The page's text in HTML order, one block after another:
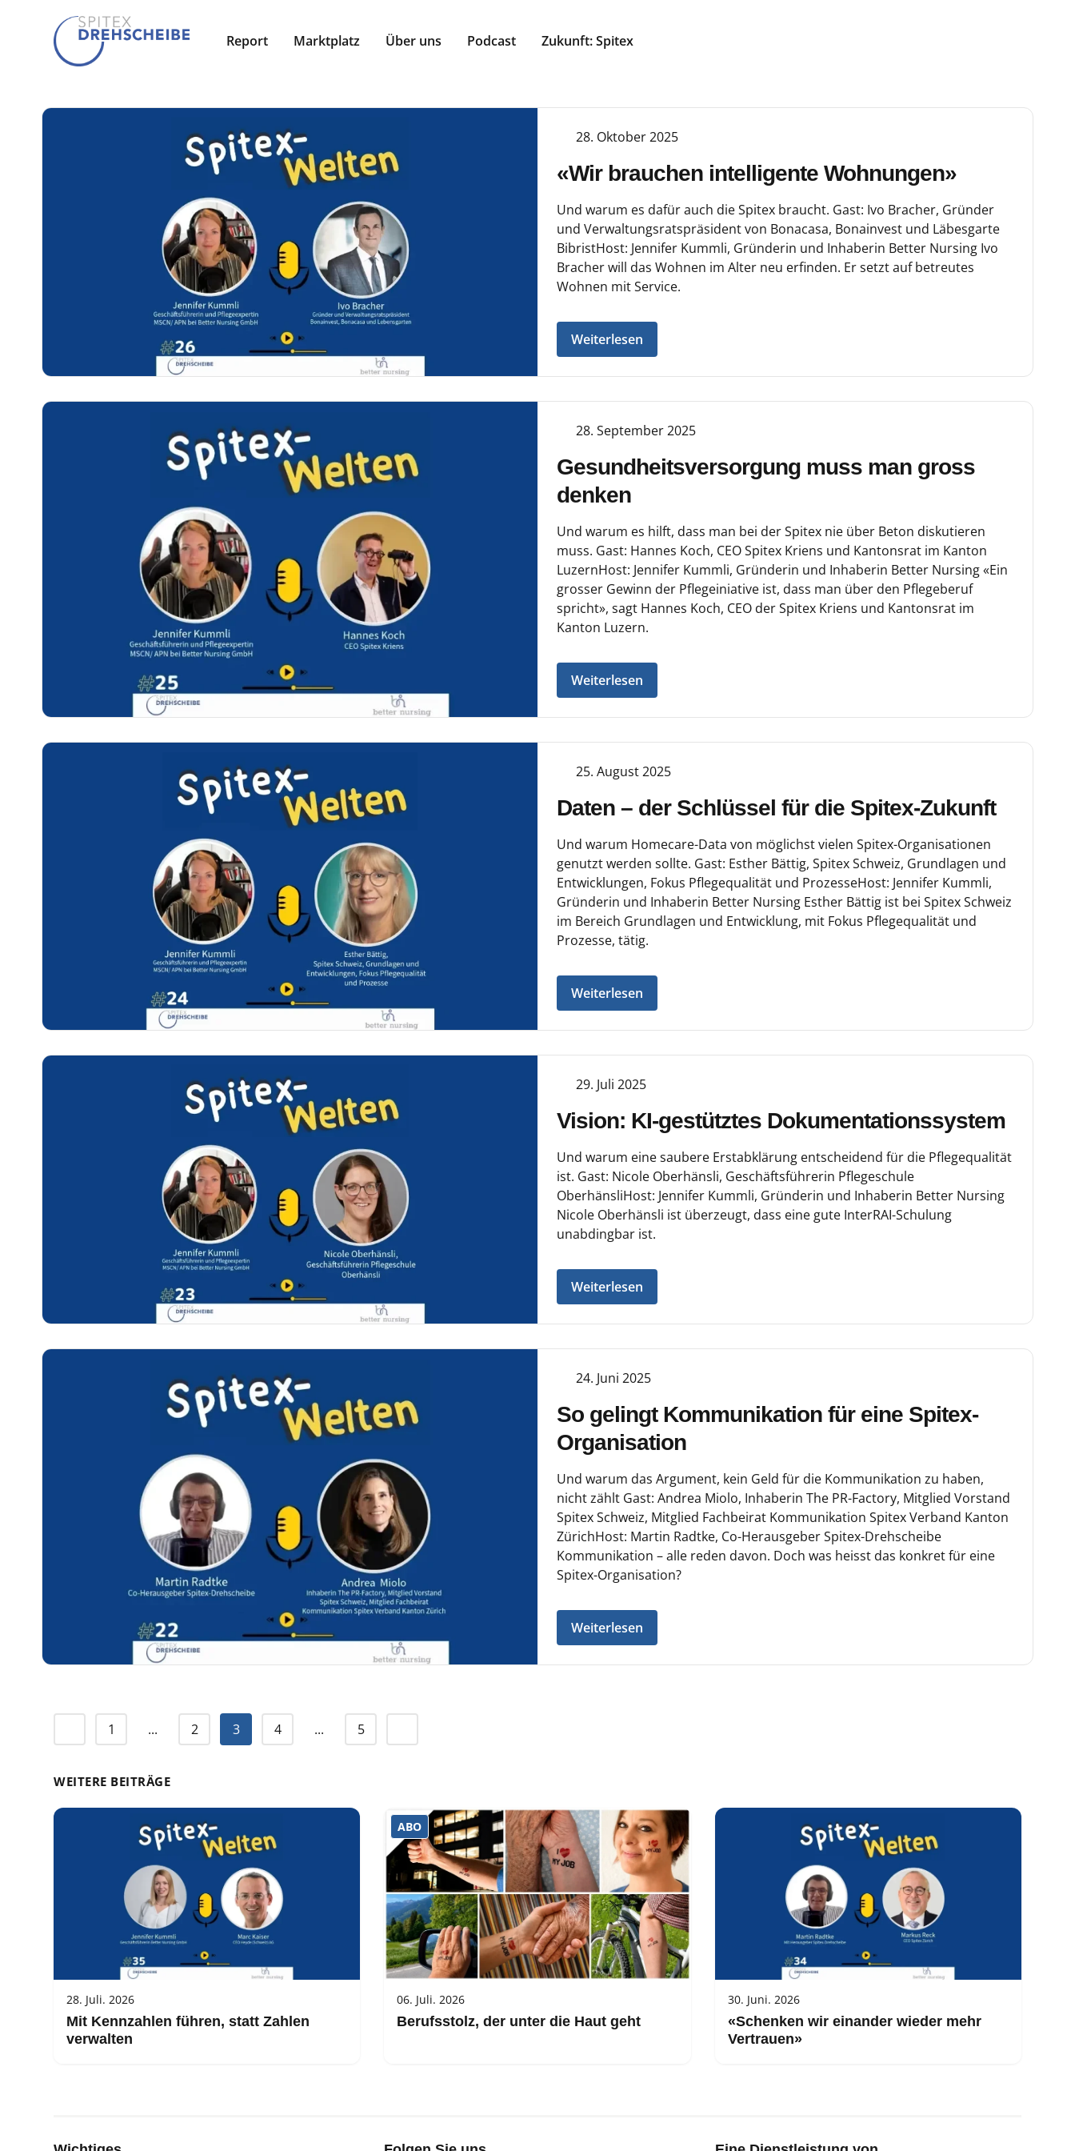
Report Marktplatz Über uns Podcast Zukunft: Spitex
28. Oktober 2025
«Wir brauchen intelligente Wohnungen»
Und warum es dafür auch die Spitex braucht. Gast: Ivo Bracher, Gründer
und Verwaltungsratspräsident von Bonacasa, Bonainvest und Läbesgarte
BibristHost: Jennifer Kummli, Gründerin und Inhaberin Better Nursing Ivo
Bracher will das Wohnen im Alter neu erfinden. Er setzt auf betreutes
Wohnen mit Service.
Weiterlesen
28. September 2025
Gesundheitsversorgung muss man gross
denken
Und warum es hilft, dass man bei der Spitex nie über Beton diskutieren
muss. Gast: Hannes Koch, CEO Spitex Kriens und Kantonsrat im Kanton
LuzernHost: Jennifer Kummli, Gründerin und Inhaberin Better Nursing «Ein
grosser Gewinn der Pflegeiniative ist, dass man über den Pflegeberuf
spricht», sagt Hannes Koch, CEO der Spitex Kriens und Kantonsrat im
Kanton Luzern.
Weiterlesen
25. August 2025
Daten – der Schlüssel für die Spitex-Zukunft
Und warum Homecare-Data von möglichst vielen Spitex-Organisationen
genutzt werden sollte. Gast: Esther Bättig, Spitex Schweiz, Grundlagen und
Entwicklungen, Fokus Pflegequalität und ProzesseHost: Jennifer Kummli,
Gründerin und Inhaberin Better Nursing Esther Bättig ist bei Spitex Schweiz
im Bereich Grundlagen und Entwicklung, mit Fokus Pflegequalität und
Prozesse, tätig.
Weiterlesen
29. Juli 2025
Vision: KI-gestütztes Dokumentationssystem
Und warum eine saubere Erstabklärung entscheidend für die Pflegequalität
ist. Gast: Nicole Oberhänsli, Geschäftsführerin Pflegeschule
OberhänsliHost: Jennifer Kummli, Gründerin und Inhaberin Better Nursing
Nicole Oberhänsli ist überzeugt, dass eine gute InterRAI-Schulung
unabdingbar ist.
Weiterlesen
24. Juni 2025
So gelingt Kommunikation für eine Spitex-
Organisation
Und warum das Argument, kein Geld für die Kommunikation zu haben,
nicht zählt Gast: Andrea Miolo, Inhaberin The PR-Factory, Mitglied Vorstand
Spitex Schweiz, Mitglied Fachbeirat Kommunikation Spitex Verband Kanton
ZürichHost: Martin Radtke, Co-Herausgeber Spitex-Drehscheibe
Kommunikation – alle reden davon. Doch was heisst das konkret für eine
Spitex-Organisation?
Weiterlesen
1 ... 2 3 4 ... 5
WEITERE BEITRÄGE
28. Juli. 2026
Mit Kennzahlen führen, statt Zahlen
verwalten
ABO
06. Juli. 2026
Berufsstolz, der unter die Haut geht
30. Juni. 2026
«Schenken wir einander wieder mehr
Vertrauen»